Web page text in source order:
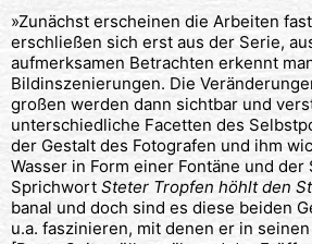
»Zunächst erscheinen die Arbeiten
erschließen sich erst aus der Serie,
aufmerksamen Betrachten erkennt
Bildinszenierungen. Die
großen werden dann sichtbar und
unterschiedliche Facetten des
der Gestalt des Fotografen und ihm
Wasser in Form einer Fontäne und der
Sprichwort Steter Tropfen höhlt den
banal und doch sind es diese beiden
u.a. faszinieren, mit denen er in